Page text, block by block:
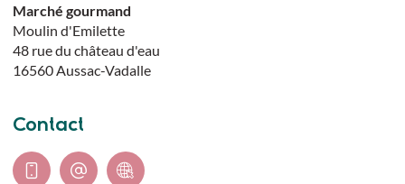
Marché gourmand
Moulin d'Emilette
48 rue du château d'eau
16560 Aussac-Vadalle
Contact